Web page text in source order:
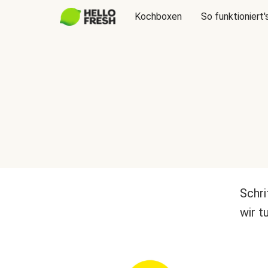
Kochboxen So
wir